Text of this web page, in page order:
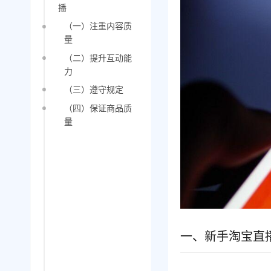
播
（一）注重内容质
量
（二）提升互动能
力
（三）遵守规定
（四）保证商品质
量
一、新手淘宝直